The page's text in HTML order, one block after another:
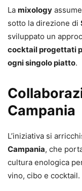
La mixology
sotto la direzione di
sviluppato un
cocktail progettati
ogni singolo piatto.
Campania
L’iniziativa si
Campania, che
cultura enologica
vino, cibo e cocktail.